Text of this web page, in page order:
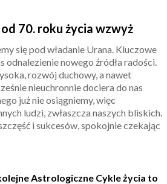
70. roku życia wzwyż
się pod władanie Urana. Kluczowe
odnalezienie nowego źródła radości.
rozwój duchowy, a nawet
nieuchronnie dociera do nas
już nie osiągniemy, więc
ludzi, zwłaszcza naszych bliskich.
i sukcesów, spokojnie czekając
Astrologiczne Cykle życia to